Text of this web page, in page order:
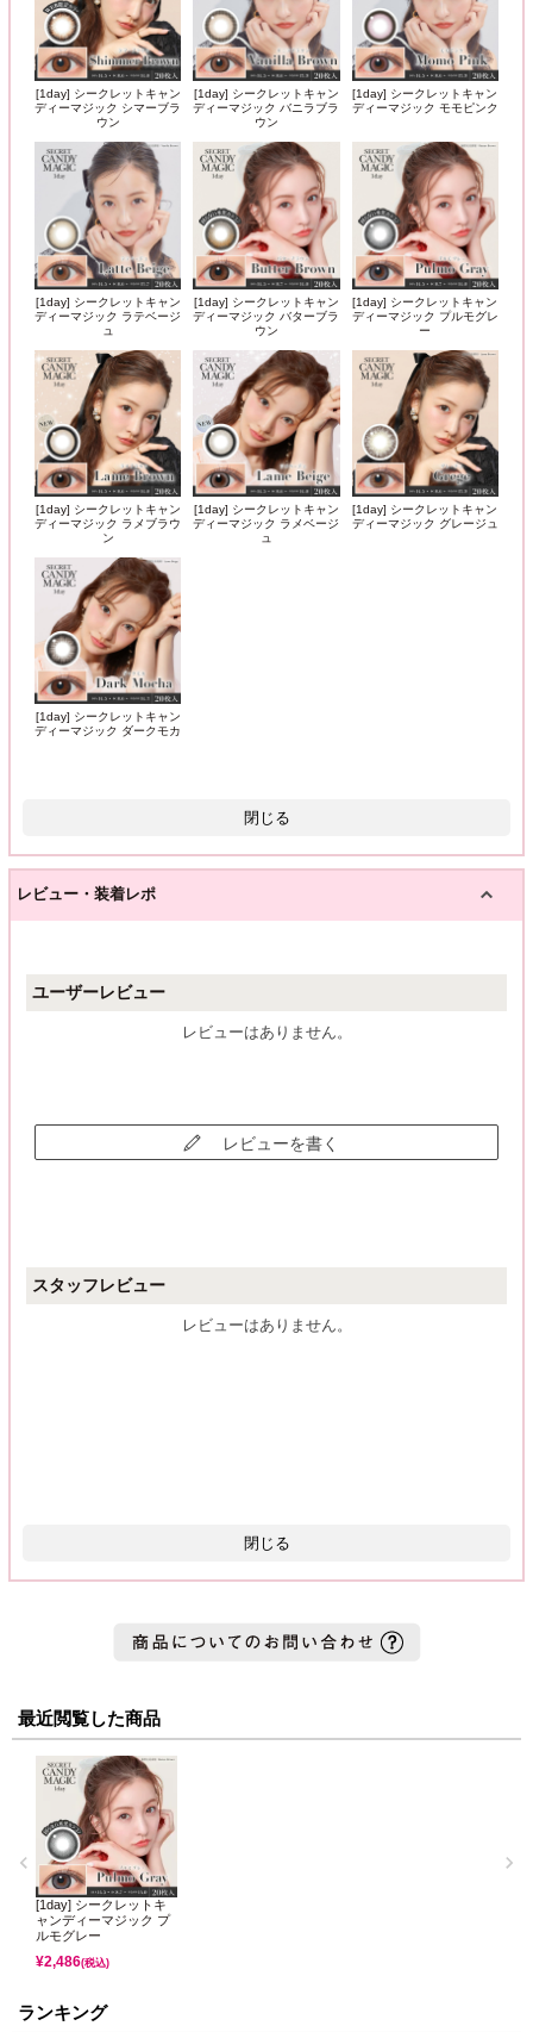
[1day] シークレットキャン
ディーマジック シマーブラ
ウン
[1day] シークレットキャン
ディーマジック バニラブラ
ウン
[1day] シークレットキャン
ディーマジック モモピンク
[1day] シークレットキャン
ディーマジック ラテベージ
ュ
[1day] シークレットキャン
ディーマジック バターブラ
ウン
[1day] シークレットキャン
ディーマジック プルモグレ
ー
[1day] シークレットキャン
ディーマジック ラメブラウ
ン
[1day] シークレットキャン
ディーマジック ラメベージ
ュ
[1day] シークレットキャン
ディーマジック グレージュ
[1day] シークレットキャン
ディーマジック ダークモカ
閉じる
レビュー・装着レポ
ユーザーレビュー
レビューはありません。
レビューを書く
スタッフレビュー
レビューはありません。
閉じる
最近閲覧した商品
[1day] シークレットキ
ャンディーマジック プ
ルモグレー
¥2,486(税込)
ランキング